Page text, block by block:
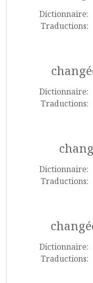
Dictionnaire:
Traductions:
Dictionnaire:
Traductions:
Dictionnaire:
Traductions:
Dictionnaire:
Traductions: